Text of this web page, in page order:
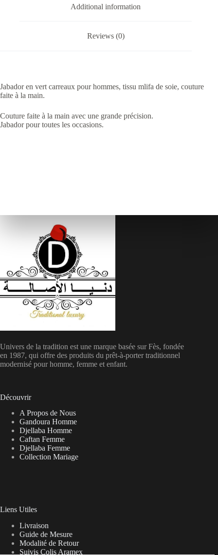
Additional information
Reviews (0)
Jabador en vert carreaux pour hommes, tissu mlifa de soie, couture
faite à la main.
Couture faite à la main avec une grande précision.
Jabador pour toutes les occasions.
Univers de la tradition est une marque basée sur Fès, fondée
en 1987, qui offre des produits du prêt-à-porter traditionnel
modernisé pour homme, femme et enfant.
Découvrir
A Propos de Nous
Gandoura Homme
Djellaba Homme
Caftan Femme
Djellaba Femme
Collection Mariage
Liens Utiles
Livraison
Guide de Mesure
Modalité de Retour
Suivis Colis Aramex